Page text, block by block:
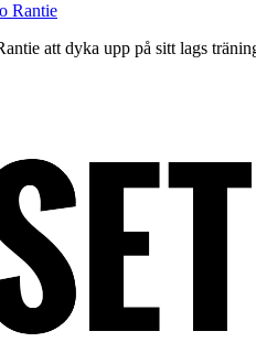
Rantie
att dyka upp på sitt lags